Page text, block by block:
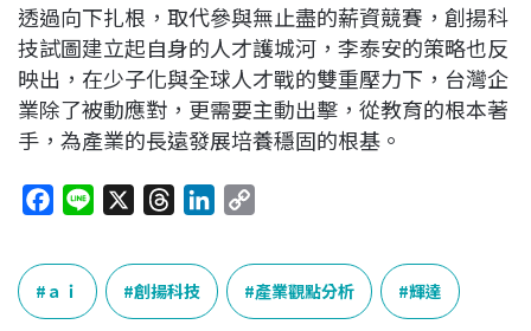
透過向下扎根，取代參與無止盡的薪資競賽，創揚科
技試圖建立起自身的人才護城河，李泰安的策略也反
映出，在少子化與全球人才戰的雙重壓力下，台灣企
業除了被動應對，更需要主動出擊，從教育的根本著
手，為產業的長遠發展培養穩固的根基。
c
e
b
e
r
e
a
k
p
y
L
ａｉ 創揚科技 產業觀點分析 輝達